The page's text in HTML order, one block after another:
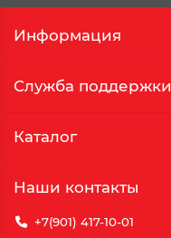
Информация
Служба поддержки
Каталог
Наши контакты
+7(901) 417-10-01